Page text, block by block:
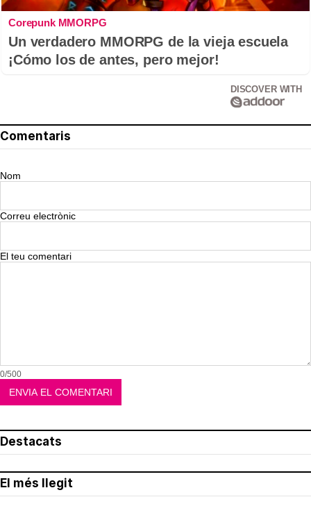
Corepunk MMORPG
Un verdadero MMORPG de la vieja escuela
¡Cómo los de antes, pero mejor!
DISCOVER WITH
Comentaris
Nom
Correu electrònic
El teu comentari
0/500
Destacats
El més llegit